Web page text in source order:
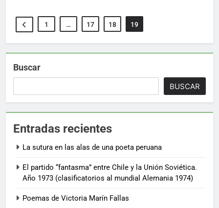
1 … 17 18 19
Buscar
BUSCAR
Entradas recientes
La sutura en las alas de una poeta peruana
El partido “fantasma” entre Chile y la Unión Soviética.
Año 1973 (clasificatorios al mundial Alemania 1974)
Poemas de Victoria Marín Fallas